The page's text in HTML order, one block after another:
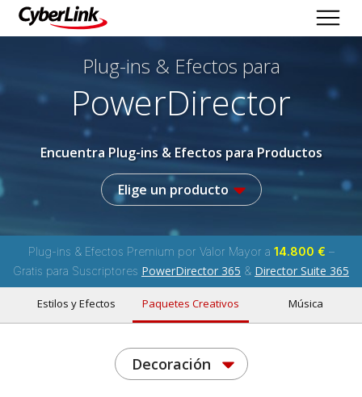
Plug-ins & Efectos para
PowerDirector
Encuentra Plug-ins & Efectos para Productos
Elige un producto
Plug-ins & Efectos Premium por Valor Mayor a 14.800 € –
Gratis para Suscriptores PowerDirector 365 & Director Suite 365
Estilos y Efectos Paquetes Creativos Música
Decoración